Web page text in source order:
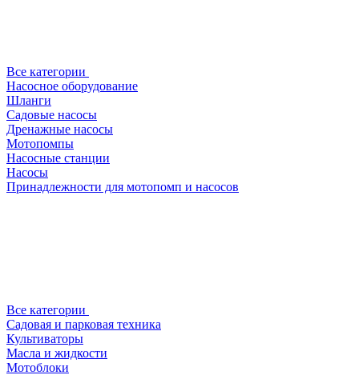
Все категории
Насосное оборудование
Шланги
Садовые насосы
Дренажные насосы
Мотопомпы
Насосные станции
Насосы
Принадлежности для мотопомп и насосов
Все категории
Садовая и парковая техника
Культиваторы
Масла и жидкости
Мотоблоки